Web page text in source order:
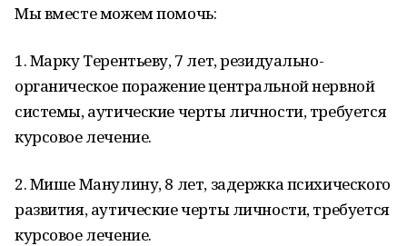
Мы вместе можем помочь:
1. Марку Терентьеву, 7 лет, резидуально-
органическое поражение центральной нервной
системы, аутические черты личности, требуется
курсовое лечение.
2. Мише Манулину, 8 лет, задержка психического
развития, аутические черты личности, требуется
курсовое лечение.